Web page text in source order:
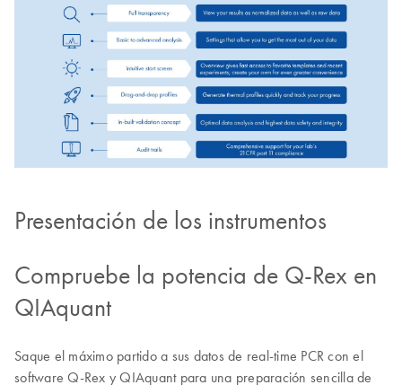
Presentación de los instrumentos
Compruebe la potencia de Q-Rex en
QIAquant
Saque el máximo partido a sus datos de real-time PCR con el
software Q-Rex y QIAquant para una preparación sencilla de